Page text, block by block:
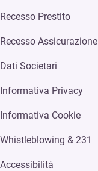
Recesso Prestito
Recesso Assicurazione
Dati Societari
Informativa Privacy
Informativa Cookie
Whistleblowing & 231
Accessibilità